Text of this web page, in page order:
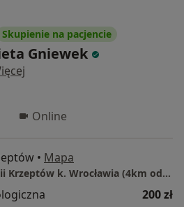
Skupienie na pacjencie
Gniewek
Online
• Mapa
Gabinet Psychoterapii Krzeptów k. Wrocławia (4km od FACTORY)
200 zł